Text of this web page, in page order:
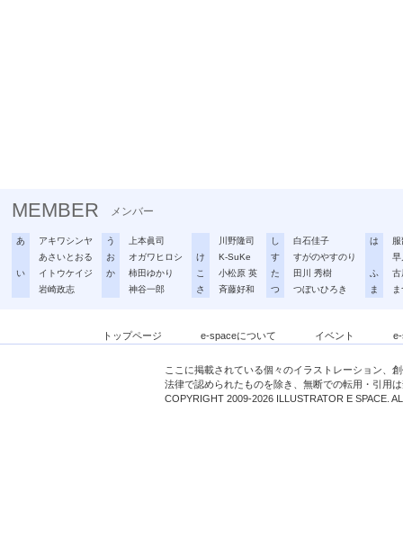
MEMBER メンバー
あ
アキワシンヤ
あさいとおる
い
イトウケイジ
岩崎政志
う
上本眞司
お
オガワヒロシ
か
柿田ゆかり
神谷一郎
川野隆司
け
K-SuKe
こ
小松原 英
さ
斉藤好和
し
白石佳子
す
すがのやすのり
た
田川 秀樹
つ
つぼいひろき
は
早
ふ
古
ま
トップページ e-spaceについて イベント
ここに掲載されている個々のイラストレーション、
法律で認められたものを除き、無断での転用・引用
COPYRIGHT 2009-2026 ILLUSTRATOR E SPACE.